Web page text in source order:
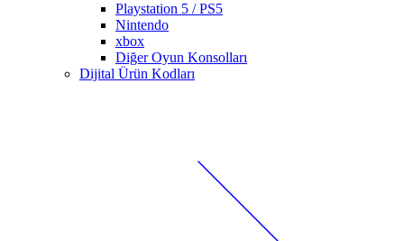
Playstation 5 / PS5
Nintendo
xbox
Diğer Oyun Konsolları
Dijital Ürün Kodları